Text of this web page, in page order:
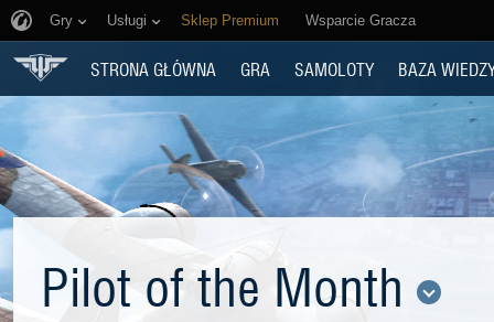
Gry Usługi Sklep Premium Wsparcie Gracza
STRONA GŁÓWNA GRA SAMOLOTY BAZA
Pilot of the Month